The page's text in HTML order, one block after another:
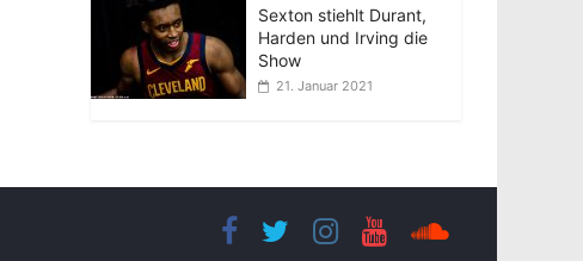
Sexton stiehlt Durant,
Harden und Irving die
Show
21. Januar 2021